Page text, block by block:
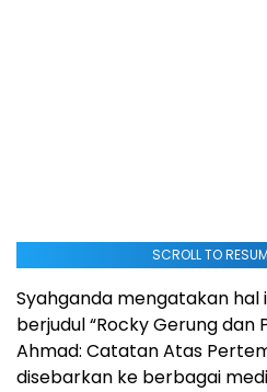
SCROLL TO
Syahganda mengatakan
berjudul “Rocky Gerung dan
Ahmad: Catatan Atas
disebarkan ke berbagai